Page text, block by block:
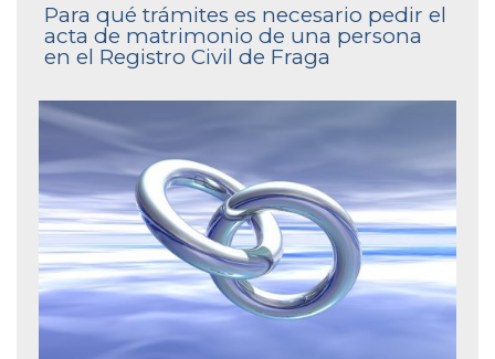
Para qué trámites es necesario pedir el
acta de matrimonio de una persona
en el Registro Civil de Fraga